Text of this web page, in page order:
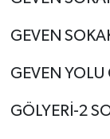
GEVEN
GEVEN YOLU
GÖLYERİ-2